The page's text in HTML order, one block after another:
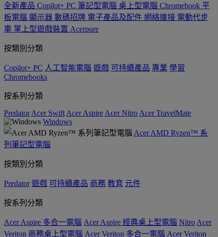
全新產品 Copilot+ PC 筆記型電腦 桌上型電腦 Chromebook 平
板電腦 顯示器 數碼招牌 電子產品及配件 網絡連接 電動代步
車 掌上型遊戲裝置 Acerpure
按類別分類
Copilot+ PC 人工智能電腦 遊戲 可持續產品 專業 學習
Chromebooks
按系列分類
Predator Acer Swift Acer Aspire Acer Nitro Acer TravelMate
Windows
Acer AMD Ryzen™ 系
列筆記型電腦
按類別分類
Predator 遊戲 可持續產品 商務 教育 元件
按系列分類
Acer Aspire 多合一電腦 Acer Aspire 經典桌上型電腦 Nitro Acer
Veriton 商務桌上型電腦 Acer Veriton 多合一電腦 Acer Veriton